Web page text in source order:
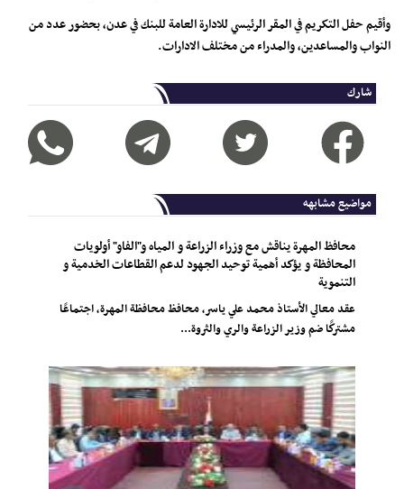
وأقيم حفل التكريم في المقر الرئيسي للادارة العامة للبنك في عدن، بحضور عدد من
النواب والمساعدين، والمدراء من مختلف الادارات.
شارك
مواضيع مشابهه
محافظ المهرة يناقش مع وزراء الزراعة و المياه و"الفاو" أولويات
المحافظة و يؤكد أهمية توحيد الجهود لدعم القطاعات الخدمية و
التنموية
عقد معالي الأستاذ محمد علي ياسر، محافظ محافظة المهرة، اجتماعًا
مشتركًا ضم وزير الزراعة والري والثروة...